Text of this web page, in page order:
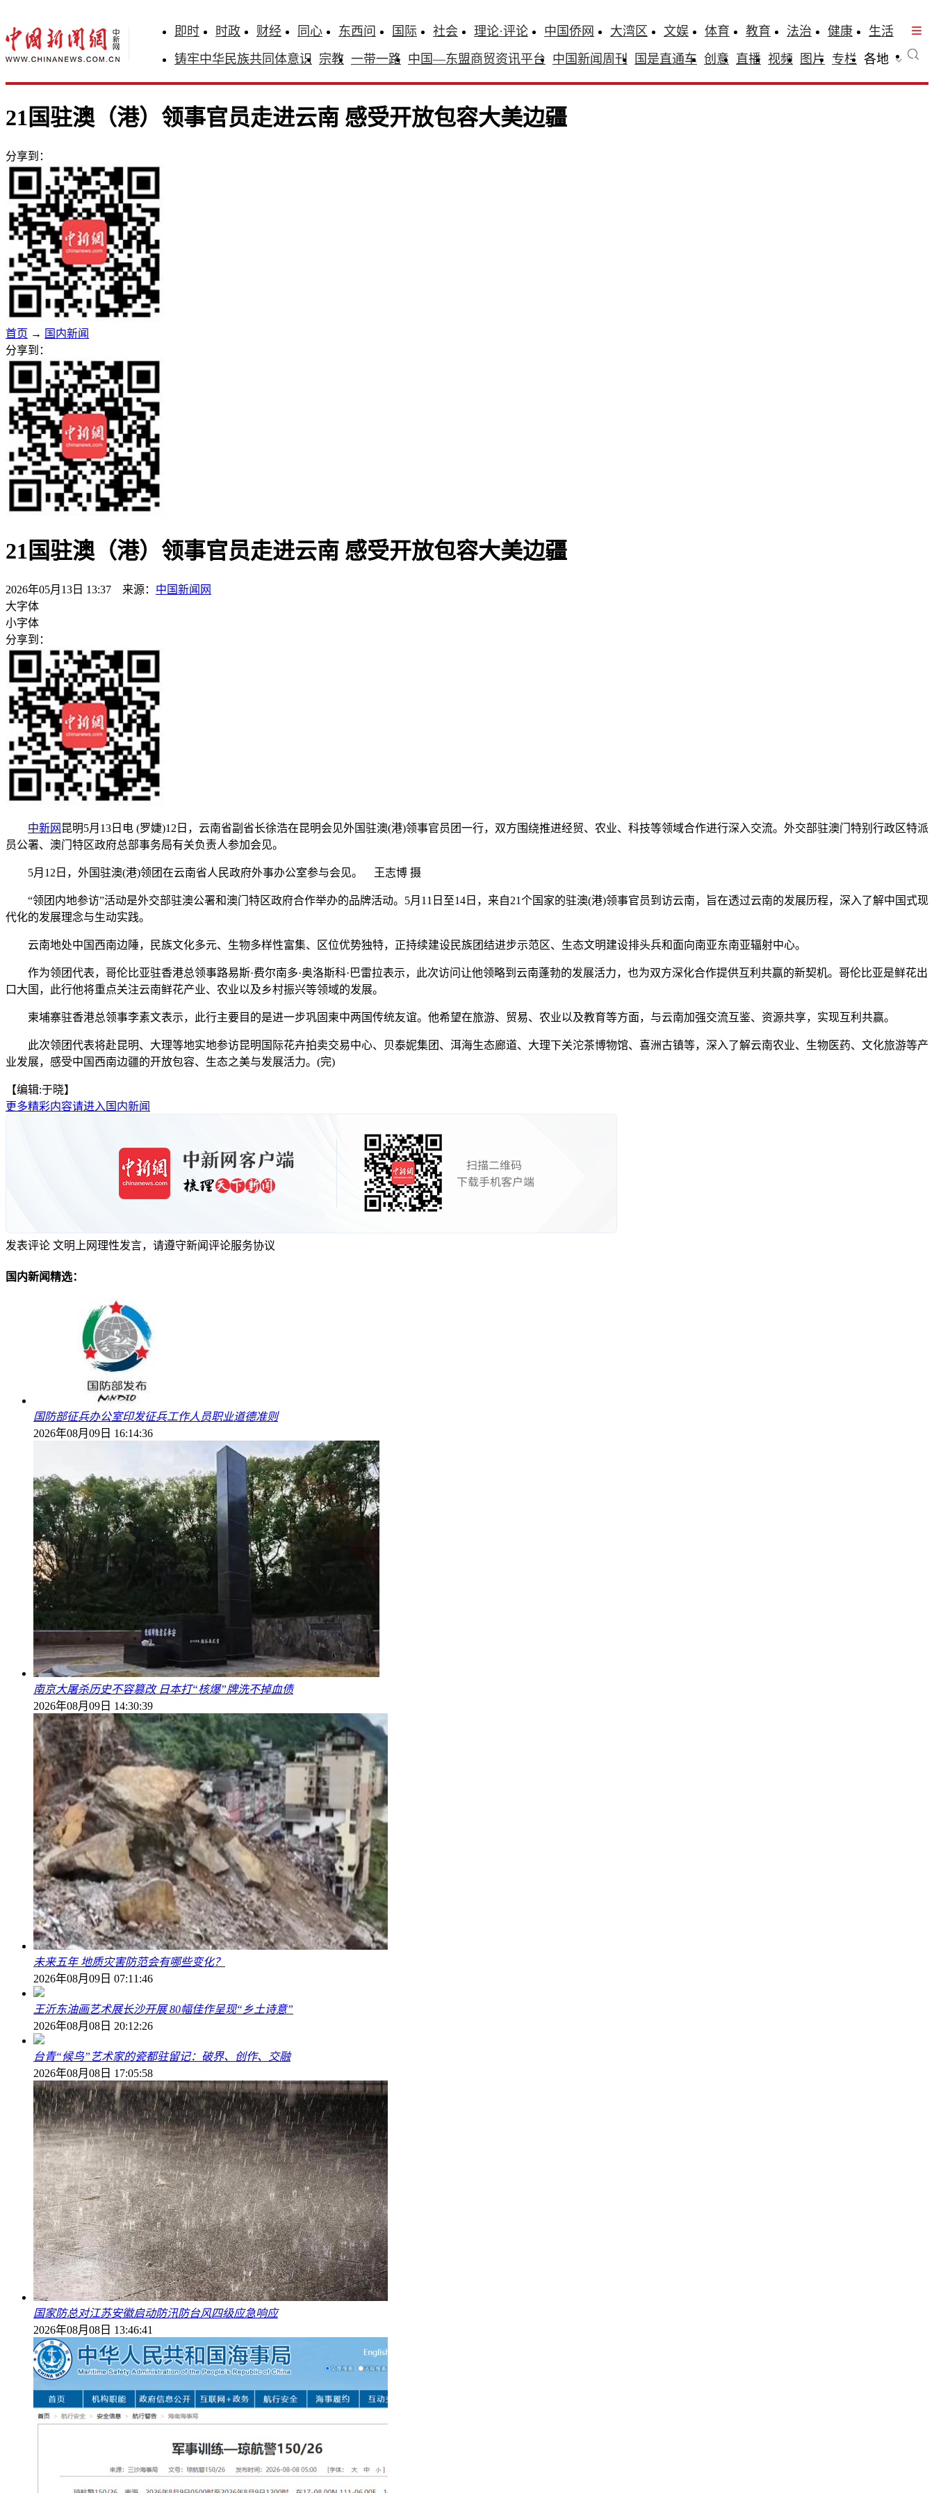
即时 时政 财经 同心 东西问 国际 社会 理论·评论 中国侨网 大湾区 文娱 体育 教育 法治 健康
生活
铸牢中华民族共同体意识 宗教 一带一路 中国—东盟商贸资讯平台 中国新闻周刊 国是直通车 创意 直播 视频 图片 专栏 各地
21国驻澳（港）领事官员走进云南 感受开放包容大美边疆
分享到：
首页 → 国内新闻
分享到：
21国驻澳（港）领事官员走进云南 感受开放包容大美边疆
2026年05月13日 13:37 来源： 中国新闻网
大字体
小字体
分享到：
中新网 昆明5月13日电 (罗婕)12日，云南省副省长徐浩在昆明会见外国驻澳(港)领事官员团一行，双方围绕推进经贸、农业、科技等领域合作进行深入交流。外交部驻澳门特别行政区特派
员公署、澳门特区政府总部事务局有关负责人参加会见。
5月12日，外国驻澳(港)领团在云南省人民政府外事办公室参与会见。 王志博 摄
“领团内地参访”活动是外交部驻澳公署和澳门特区政府合作举办的品牌活动。5月11日至14日，来自21个国家的驻澳(港)领事官员到访云南，旨在透过云南的发展历程，深入了解中国式现
代化的发展理念与生动实践。
云南地处中国西南边陲，民族文化多元、生物多样性富集、区位优势独特，正持续建设民族团结进步示范区、生态文明建设排头兵和面向南亚东南亚辐射中心。
作为领团代表，哥伦比亚驻香港总领事路易斯·费尔南多·奥洛斯科·巴雷拉表示，此次访问让他领略到云南蓬勃的发展活力，也为双方深化合作提供互利共赢的新契机。哥伦比亚是鲜花出
口大国，此行他将重点关注云南鲜花产业、农业以及乡村振兴等领域的发展。
柬埔寨驻香港总领事李素文表示，此行主要目的是进一步巩固柬中两国传统友谊。他希望在旅游、贸易、农业以及教育等方面，与云南加强交流互鉴、资源共享，实现互利共赢。
此次领团代表将赴昆明、大理等地实地参访昆明国际花卉拍卖交易中心、贝泰妮集团、洱海生态廊道、大理下关沱茶博物馆、喜洲古镇等，深入了解云南农业、生物医药、文化旅游等产
业发展，感受中国西南边疆的开放包容、生态之美与发展活力。(完)
【编辑:于晓】
更多精彩内容请进入国内新闻
发表评论 文明上网理性发言，请遵守新闻评论服务协议
国内新闻精选：
国防部征兵办公室印发征兵工作人员职业道德准则
2026年08月09日 16:14:36
南京大屠杀历史不容篡改 日本打“核爆”牌洗不掉血债
2026年08月09日 14:30:39
未来五年 地质灾害防范会有哪些变化？
2026年08月09日 07:11:46
王沂东油画艺术展长沙开展 80幅佳作呈现“乡土诗意”
2026年08月08日 20:12:26
台青“候鸟”艺术家的瓷都驻留记：破界、创作、交融
2026年08月08日 17:05:58
国家防总对江苏安徽启动防汛防台风四级应急响应
2026年08月08日 13:46:41